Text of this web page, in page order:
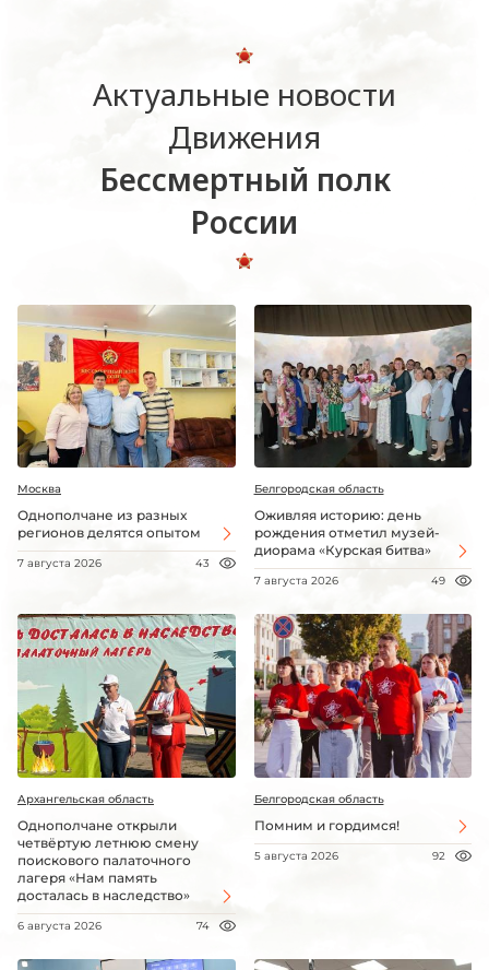
Актуальные новости
Движения
Бессмертный полк
России
Москва
Однополчане из разных
регионов делятся опытом
7 августа 2026 43
Белгородская область
Оживляя историю: день
рождения отметил музей-
диорама «Курская битва»
7 августа 2026 49
Архангельская область
Однополчане открыли
четвёртую летнюю смену
поискового палаточного
лагеря «Нам память
досталась в наследство»
6 августа 2026 74
Белгородская область
Помним и гордимся!
5 августа 2026 92